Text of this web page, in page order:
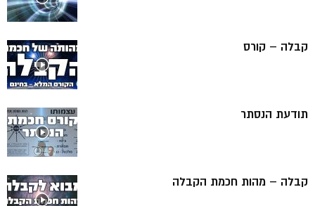
קבלה – קורס
תודעת הנסתר
קבלה – מהות חכמת הקבלה